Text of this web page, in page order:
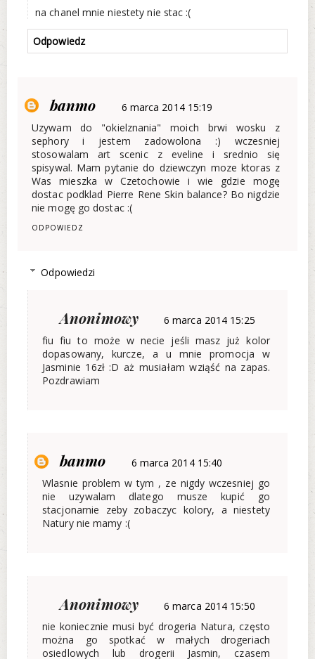
na chanel mnie niestety nie stac :(
Odpowiedz
banmo
6 marca 2014 15:19
Uzywam do "okielznania" moich brwi wosku z
sephory i jestem zadowolona :) wczesniej
stosowalam art scenic z eveline i srednio się
spisywal. Mam pytanie do dziewczyn moze ktoras z
Was mieszka w Czetochowie i wie gdzie mogę
dostac podklad Pierre Rene Skin balance? Bo nigdzie
nie mogę go dostac :(
ODPOWIEDZ
Odpowiedzi
Anonimowy
6 marca 2014 15:25
fiu fiu to może w necie jeśli masz już kolor
dopasowany, kurcze, a u mnie promocja w
Jasminie 16zł :D aż musiałam wziąść na zapas.
Pozdrawiam
banmo
6 marca 2014 15:40
Wlasnie problem w tym , ze nigdy wczesniej go
nie uzywalam dlatego musze kupić go
stacjonarnie zeby zobaczyc kolory, a niestety
Natury nie mamy :(
Anonimowy
6 marca 2014 15:50
nie koniecznie musi być drogeria Natura, często
można go spotkać w małych drogeriach
osiedlowych lub drogerii Jasmin, czasem